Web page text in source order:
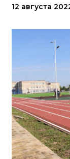
12 августа